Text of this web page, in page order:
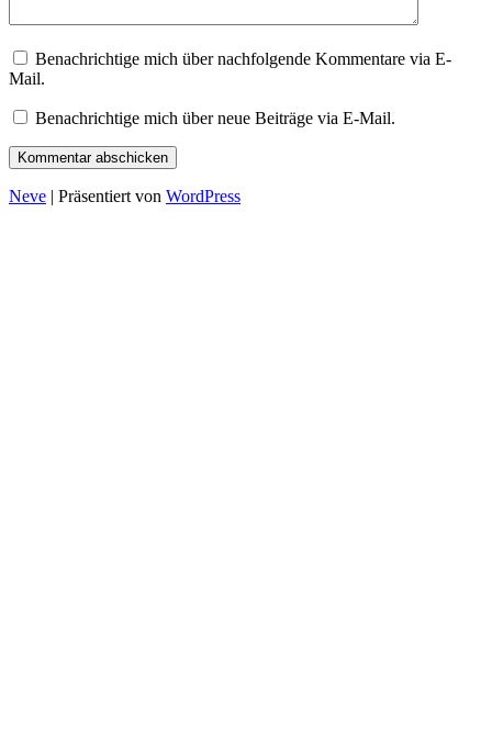
Benachrichtige mich über nachfolgende Kommentare via E-
Mail.
Benachrichtige mich über neue Beiträge via E-Mail.
Neve | Präsentiert von WordPress